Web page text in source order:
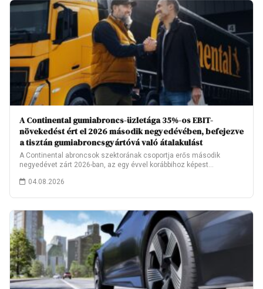
A Continental gumiabroncs-üzletága 35%-os EBIT-
növekedést ért el 2026 második negyedévében, befejezve
a tisztán gumiabroncsgyártóvá való átalakulást
A Continental abroncsok szektorának csoportja erős második
negyedévet zárt 2026-ban, az egy évvel korábbihoz képest…
04.08.2026